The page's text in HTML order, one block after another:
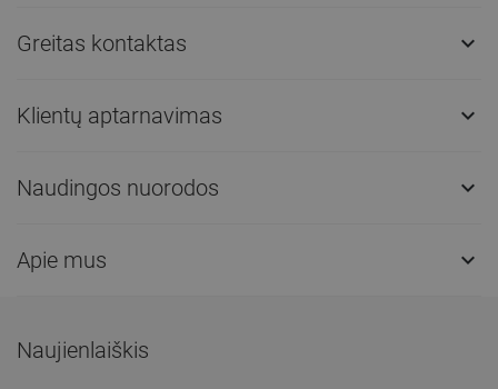
Greitas kontaktas 
Klientų aptarnavimas 
Naudingos nuorodos 
Apie mus 
Naujienlaiškis